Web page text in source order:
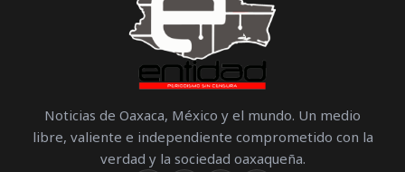
Noticias de Oaxaca, México y el mundo. Un medio
libre, valiente e independiente comprometido con la
verdad y la sociedad oaxaqueña.